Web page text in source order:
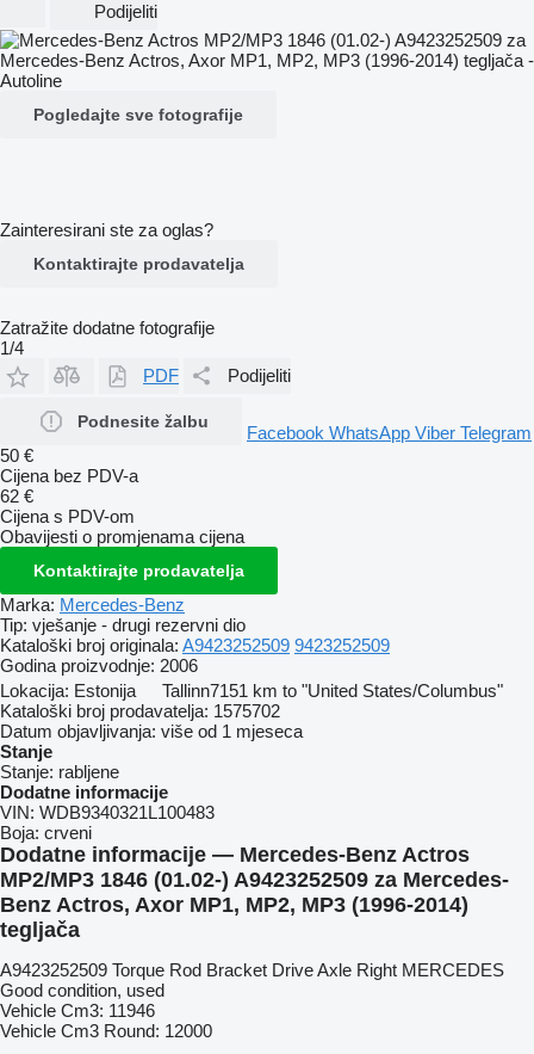
Podijeliti
Pogledajte sve fotografije
Zainteresirani ste za oglas?
Kontaktirajte prodavatelja
Zatražite dodatne fotografije
1/4
PDF
Podijeliti
Podnesite žalbu
Facebook WhatsApp Viber Telegram
50 €
Cijena bez PDV-a
62 €
Cijena s PDV-om
Obavijesti o promjenama cijena
Kontaktirajte prodavatelja
Marka: Mercedes-Benz
Tip: vješanje - drugi rezervni dio
Kataloški broj originala: A9423252509 9423252509
Godina proizvodnje: 2006
Lokacija: Estonija Tallinn7151 km to "United States/Columbus"
Kataloški broj prodavatelja: 1575702
Datum objavljivanja: više od 1 mjeseca
Stanje
Stanje: rabljene
Dodatne informacije
VIN: WDB9340321L100483
Boja: crveni
Dodatne informacije — Mercedes-Benz Actros
MP2/MP3 1846 (01.02-) A9423252509 za Mercedes-
Benz Actros, Axor MP1, MP2, MP3 (1996-2014)
tegljača
A9423252509 Torque Rod Bracket Drive Axle Right MERCEDES
Good condition, used
Vehicle Cm3: 11946
Vehicle Cm3 Round: 12000